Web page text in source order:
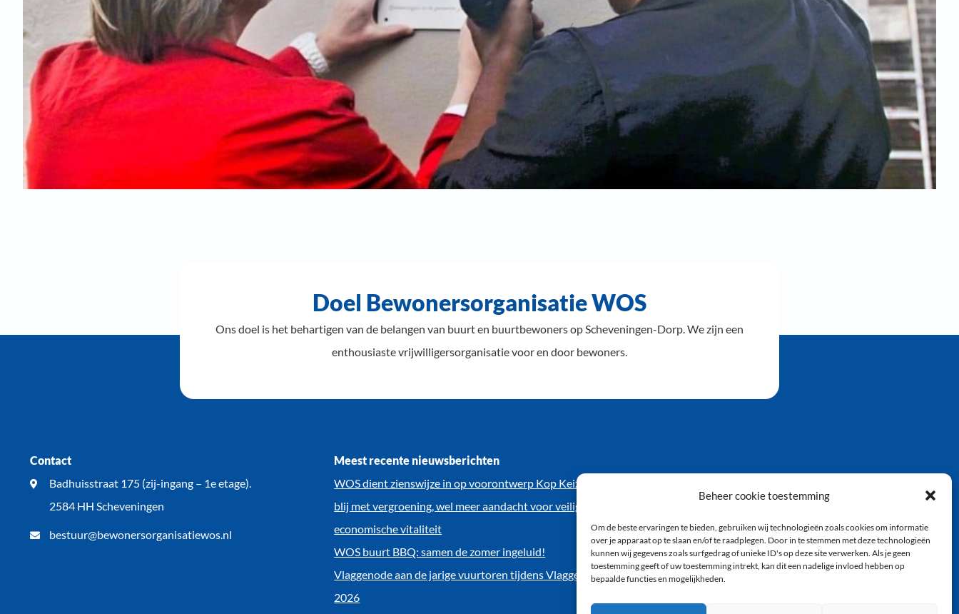
Beheer cookie toestemming
Om de beste ervaringen te bieden, gebruiken wij technologieën zoals cookies om informatie
over je apparaat op te slaan en/of te raadplegen. Door in te stemmen met deze technologieën
kunnen wij gegevens zoals surfgedrag of unieke ID's op deze site verwerken. Als je geen
toestemming geeft of uw toestemming intrekt, kan dit een nadelige invloed hebben op
bepaalde functies en mogelijkheden.
Doel Bewonersorganisatie WOS
Ons doel is het behartigen van de belangen van buurt en buurtbewoners op Scheveningen-Dorp. We zijn een
enthousiaste vrijwilligersorganisatie voor en door bewoners.
Contact
Badhuisstraat 175 (zij-ingang – 1e etage).
2584 HH Scheveningen
bestuur@bewonersorganisatiewos.nl
Meest recente nieuwsberichten
WOS dient zienswijze in op voorontwerp Kop Keizerstraat:
blij met vergroening, wel meer aandacht voor veiligheid en
economische vitaliteit
WOS buurt BBQ: samen de zomer ingeluid!
Vlaggenode aan de jarige vuurtoren tijdens Vlaggetjesdag
2026